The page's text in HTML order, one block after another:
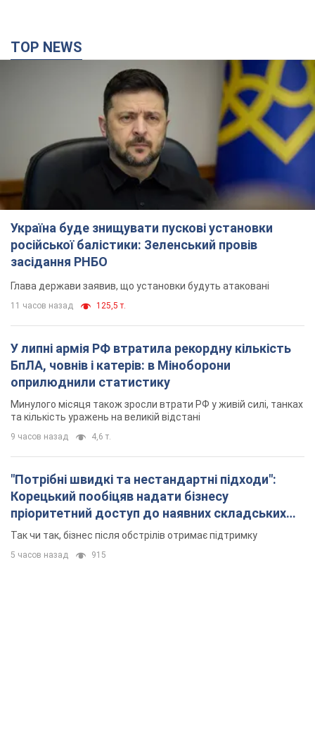
TOP NEWS
Україна буде знищувати пускові установки
російської балістики: Зеленський провів
засідання РНБО
Глава держави заявив, що установки будуть атаковані
11 часов назад 125,5 т.
У липні армія РФ втратила рекордну кількість
БпЛА, човнів і катерів: в Міноборони
оприлюднили статистику
Минулого місяця також зросли втрати РФ у живій силі, танках
та кількість уражень на великій відстані
9 часов назад 4,6 т.
"Потрібні швидкі та нестандартні підходи":
Корецький пообіцяв надати бізнесу
пріоритетний доступ до наявних складських
приміщень
Так чи так, бізнес після обстрілів отримає підтримку
5 часов назад 915